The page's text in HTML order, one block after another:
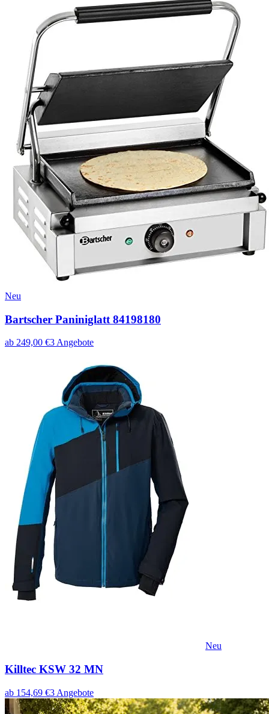
Neu
Bartscher Paniniglatt 84198180
ab 249,00 €3 Angebote
Neu
Killtec KSW 32 MN
ab 154,69 €3 Angebote